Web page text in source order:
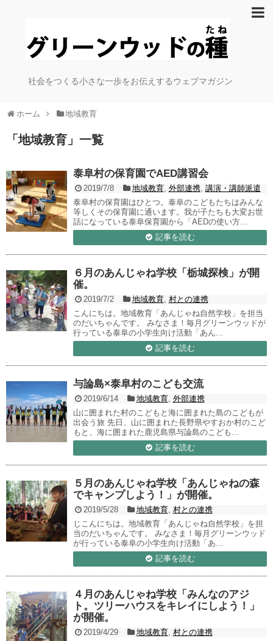
社会をつくる小さな一歩をお伝えするウェブマガジン
ホーム 地域教育
「地域教育 」 一覧
泰阜村の保育園でAED講習会
2019/7/8 地域教育, 外部連携, 講演・講師派遣
泰阜村の保育園はひとつ。泰阜のこどもたちはみんな
等しくその保育園に通います。我が子たちも大変お世
話になっている泰阜保育園から「AEDの使い方...
記事を読む
６月のあんじゃね学校「栃城探検」が開
催。
2019/7/2 地域教育, 村との連携
こんにちは。地域教育「あんじゃね自然学校」を担当
のだいちゃんです。 みなさま！毎月グリーンウッドが
行っている泰阜の小学生向け活動「あん...
記事を読む
与論島×泰阜村のこども交流
2019/6/14 地域教育, 外部連携
山に囲まれた村のこどもと海に囲まれた島のこどもが
出会う旅 先日、山に囲まれた長野県やすおか村のこど
もと、海に囲まれた鹿児島県与論島のこども...
記事を読む
５月のあんじゃね学校「あんじゃねの森
でキャンプしよう！」が開催。
2019/5/28 地域教育, 村との連携
じこんにちは。地域教育「あんじゃね自然学校」を担
当のだいちゃんです。 みなさま！毎月グリーンウッド
が行っている泰阜の小学生向け活動「あ...
記事を読む
４月のあんじゃね学校「みんなのアジ
ト。ツリーハウスをキレイにしよう！」
が開催。
2019/4/29 地域教育, 村との連携